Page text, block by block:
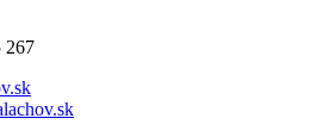
267